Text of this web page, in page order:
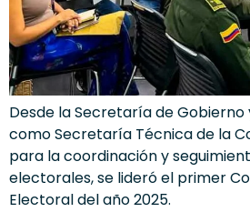
Desde la Secretaría de
como Secretaría Técnica de la
para la coordinación y
electorales, se lideró el primer
Electoral del año 2025.